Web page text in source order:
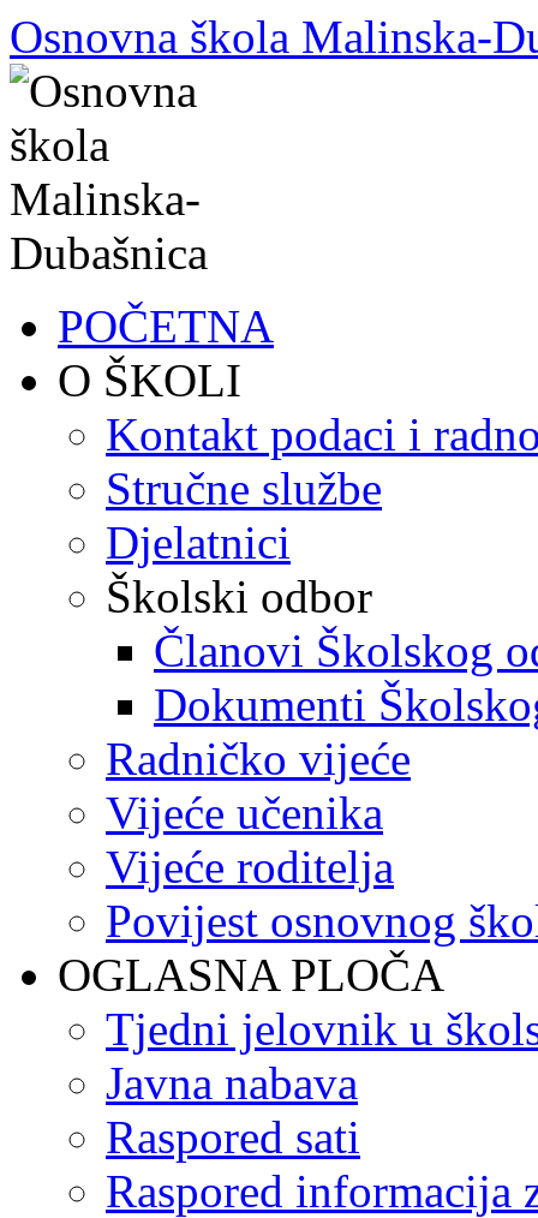
Skoči
do
sadržaja
Osnovna škola Malinska-
POČETNA
O ŠKOLI
Kontakt podaci i
Stručne službe
Djelatnici
Školski odbor
Članovi Školskog
Dokumenti
Radničko vijeće
Vijeće učenika
Vijeće roditelja
Povijest osnovnog
OGLASNA PLOČA
Tjedni jelovnik u
Javna nabava
Raspored sati
Raspored informacija